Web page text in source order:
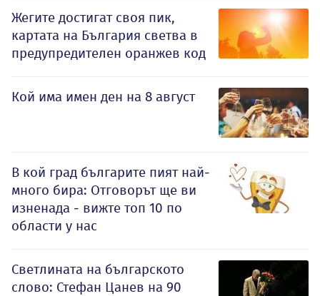
Жегите достигат своя пик,
картата на България светва в
предупредителен оранжев код
Кой има имен ден на 8 август
В кой град българите пият най-
много бира: Отговорът ще ви
изненада - вижте топ 10 по
области у нас
Светлината на българското
слово: Стефан Цанев на 90